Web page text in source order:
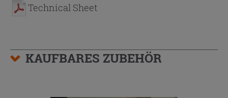
Technical Sheet
KAUFBARES ZUBEHÖR